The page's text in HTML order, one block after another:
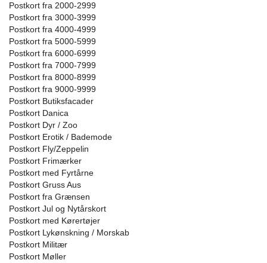
Postkort fra 2000-2999
Postkort fra 3000-3999
Postkort fra 4000-4999
Postkort fra 5000-5999
Postkort fra 6000-6999
Postkort fra 7000-7999
Postkort fra 8000-8999
Postkort fra 9000-9999
Postkort Butiksfacader
Postkort Danica
Postkort Dyr / Zoo
Postkort Erotik / Bademode
Postkort Fly/Zeppelin
Postkort Frimærker
Postkort med Fyrtårne
Postkort Gruss Aus
Postkort fra Grænsen
Postkort Jul og Nytårskort
Postkort med Kørertøjer
Postkort Lykønskning / Morskab
Postkort Militær
Postkort Møller